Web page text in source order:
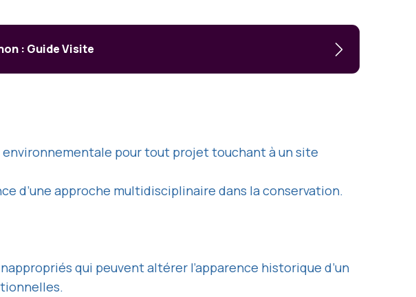
: Guide Visite
environnementale pour tout projet touchant à un site
d’une approche multidisciplinaire dans la conservation.
qui peuvent altérer l’apparence historique d’un